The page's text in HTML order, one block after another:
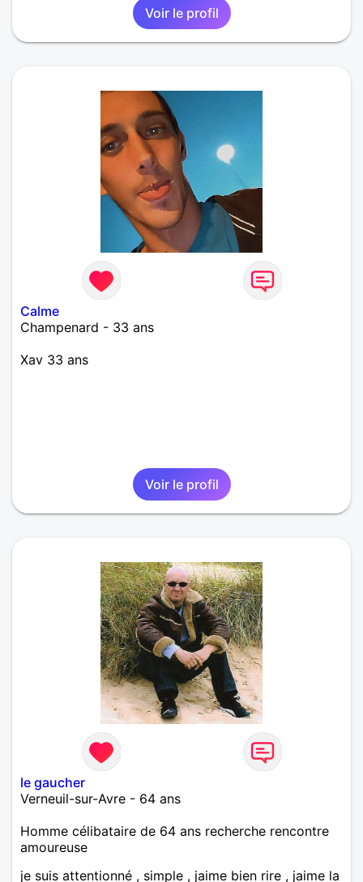
Voir le profil
Calme
Champenard - 33 ans
Xav 33 ans
Voir le profil
le gaucher
Verneuil-sur-Avre - 64 ans
Homme célibataire de 64 ans recherche rencontre
amoureuse
je suis attentionné , simple , jaime bien rire , jaime la